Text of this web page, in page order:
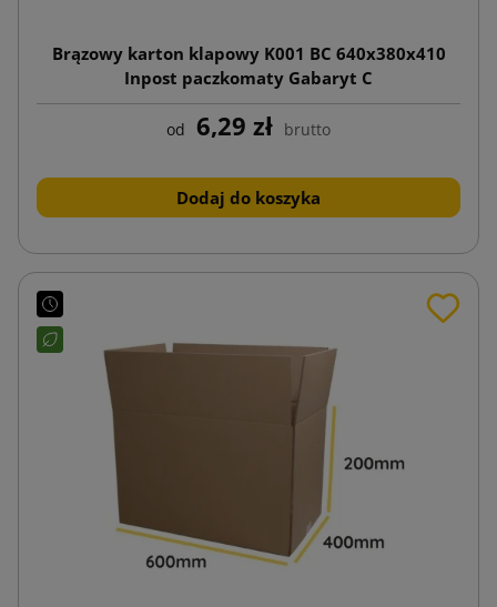
Brązowy karton klapowy K001 BC 640x380x410
Inpost paczkomaty Gabaryt C
od 6,29 zł brutto
Dodaj do koszyka